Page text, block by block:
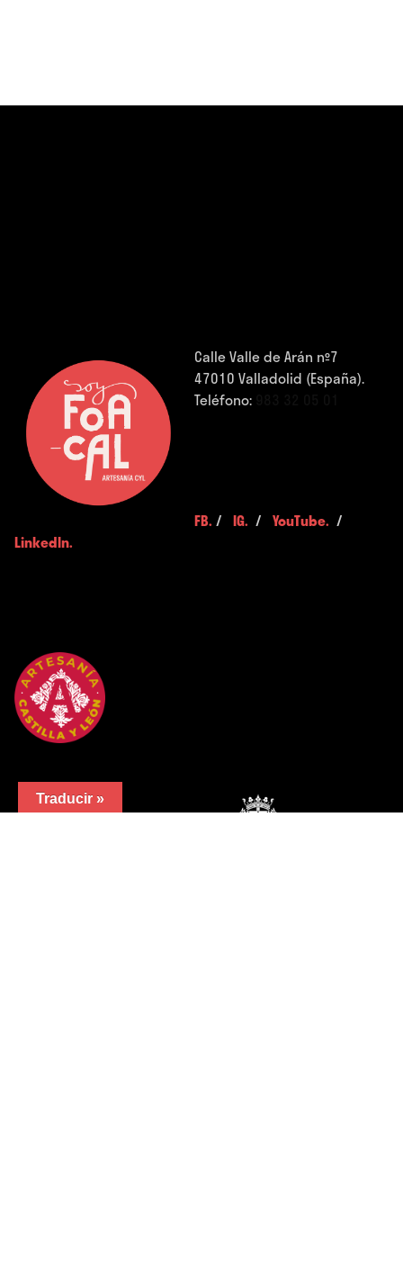
Calle Valle de Arán nº7
47010 Valladolid (España).
Teléfono:
FB. / IG. / YouTube. /
LinkedIn.
Traducir »